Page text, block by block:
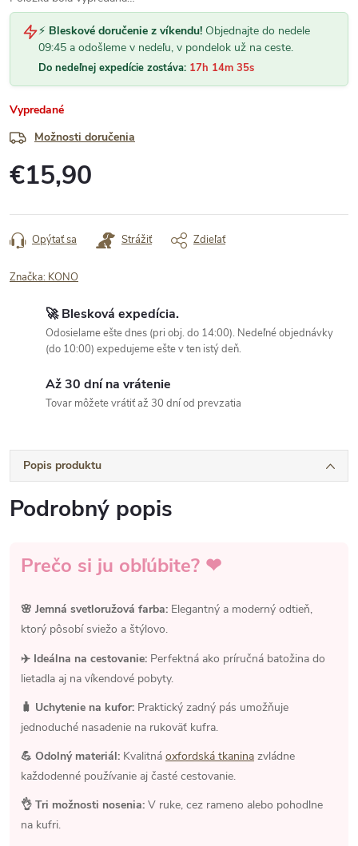
⚡ Bleskové doručenie z víkendu! Objednajte do nedele
09:45 a odošleme v nedeľu, v pondelok už na ceste.
Do nedeľnej expedície zostáva: 17h 14m 34s
Vypredané
Možnosti doručenia
€15,90
cena:
Opýtať sa Strážiť Zdieľať
Značka: KONO
🚀 Blesková expedícia.
Odosielame ešte dnes (pri obj. do 14:00). Nedeľné objednávky
(do 10:00) expedujeme ešte v ten istý deň.
Až 30 dní na vrátenie
Tovar môžete vrátiť až 30 dní od prevzatia
Popis produktu
Podrobný popis
Prečo si ju obľúbite? ❤
🌸 Jemná svetloružová farba: Elegantný a moderný odtieň,
ktorý pôsobí sviežo a štýlovo.
✈️ Ideálna na cestovanie: Perfektná ako príručná batožina do
lietadla aj na víkendové pobyty.
🧳 Uchytenie na kufor: Praktický zadný pás umožňuje
jednoduché nasadenie na rukoväť kufra.
💪 Odolný materiál: Kvalitná oxfordská tkanina zvládne
každodenné používanie aj časté cestovanie.
👌 Tri možnosti nosenia: V ruke, cez rameno alebo pohodlne
na kufri.